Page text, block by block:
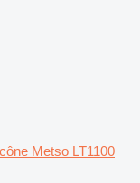
Metso LT1100